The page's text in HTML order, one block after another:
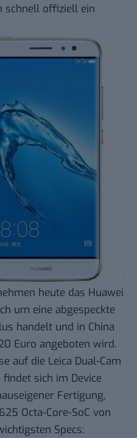
schnell offiziell ein
heute das Huawei
um eine abgespeckte
handelt und in China
Euro angeboten wird.
auf die Leica Dual-Cam
sich im Device
Fertigung,
Octa-Core-SoC von
Specs: